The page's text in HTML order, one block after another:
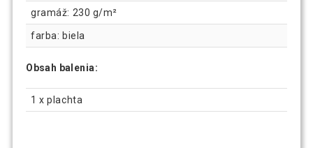
gramáž: 230 g/m²
farba: biela
Obsah balenia:
1 x plachta